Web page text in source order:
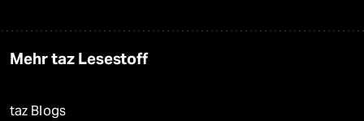
Mehr taz Lesestoff
taz Blogs